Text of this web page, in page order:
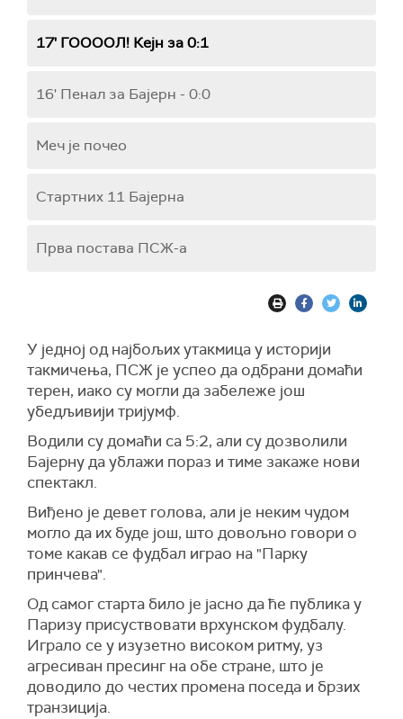
17' ГООООЛ! Кејн за 0:1
16' Пенал за Бајерн - 0:0
Меч је почео
Стартних 11 Бајерна
Прва постава ПСЖ-а
У једној од најбољих утакмица у историји
такмичења, ПСЖ је успео да одбрани домаћи
терен, иако су могли да забележе још
убедљивији тријумф.
Водили су домаћи са 5:2, али су дозволили
Бајерну да ублажи пораз и тиме закаже нови
спектакл.
Виђено је девет голова, али је неким чудом
могло да их буде још, што довољно говори о
томе какав се фудбал играо на "Парку
принчева".
Од самог старта било је јасно да ће публика у
Паризу присуствовати врхунском фудбалу.
Играло се у изузетно високом ритму, уз
агресиван пресинг на обе стране, што је
доводило до честих промена поседа и брзих
транзиција.